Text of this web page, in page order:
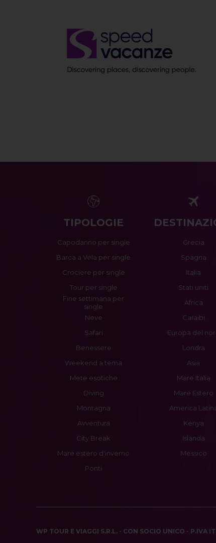
TIPOLOGIE
Capodanno per single
Barca a Vela per single
Crociere per single
Tour per single
Fine settimana per
single
Neve
Safari
Benessere
Weekend a tema
Mete esotiche
Diving
Montagna
Avventura
City Break
Mare estero d'inverno
Ponti
Grecia
Spagna
Italia
Stati uniti
Africa
Caraibi
Europa del
Londra
Asia
Mare Italia
Mare Estero
America
Kenya
Islanda
Messico
WP TOUR E VIAGGI S.R.L. - CON SOCIO UNICO - P.IVA